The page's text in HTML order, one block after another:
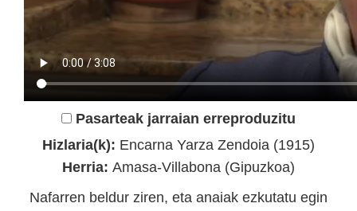
Pasarteak jarraian erreproduzitu
Hizlaria(k): Encarna Yarza Zendoia (1915)
Herria: Amasa-Villabona (Gipuzkoa)
Nafarren beldur ziren, eta anaiak ezkutatu egin